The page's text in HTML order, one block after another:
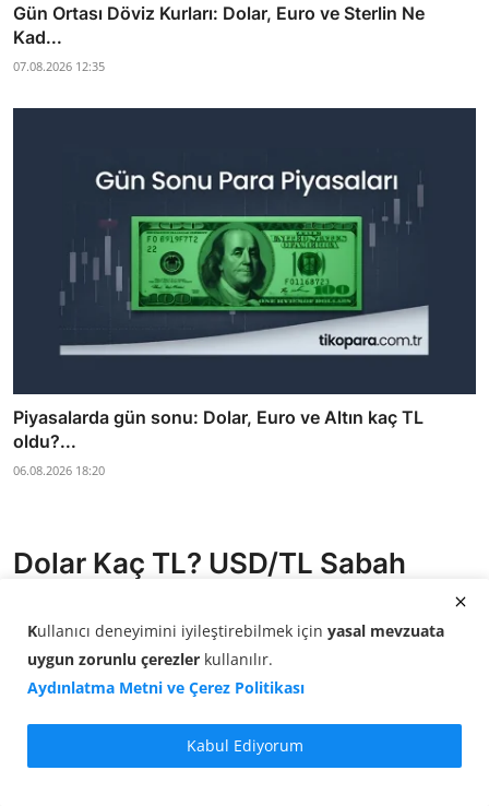
Gün Ortası Döviz Kurları: Dolar, Euro ve Sterlin Ne
Kad...
07.08.2026 12:35
Piyasalarda gün sonu: Dolar, Euro ve Altın kaç TL
oldu?...
06.08.2026 18:20
Dolar Kaç TL? USD/TL Sabah
Döviz Kurları: Dolar kuru 07 Temmuz 2026
sabahında 46,8454 TL seviyesinde işlem
görüyor. Saat 09:00 itibarıyla USD/TL kuru
yüzde 0,05 artış gösterdi.
Kullanıcı deneyimini iyileştirebilmek için yasal mevzuata
uygun zorunlu çerezler kullanılır.
Aydınlatma Metni ve Çerez Politikası
Kabul Ediyorum